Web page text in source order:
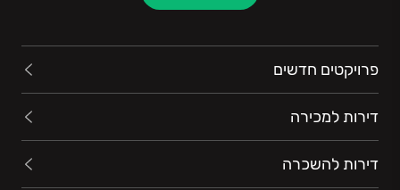
פרויקטים חדשים
דירות למכירה
דירות להשכרה